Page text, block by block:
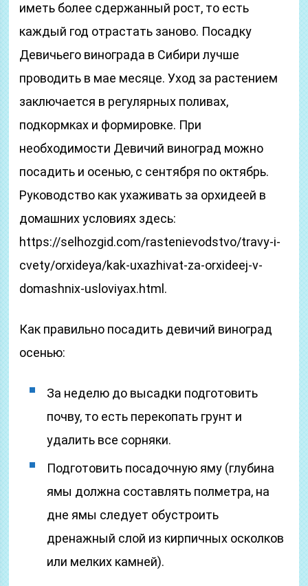
иметь более сдержанный рост, то есть
каждый год отрастать заново. Посадку
Девичьего винограда в Сибири лучше
проводить в мае месяце. Уход за растением
заключается в регулярных поливах,
подкормках и формировке. При
необходимости Девичий виноград можно
посадить и осенью, с сентября по октябрь.
Руководство как ухаживать за орхидеей в
домашних условиях здесь:
https://selhozgid.com/rastenievodstvo/travy-i-
cvety/orxideya/kak-uxazhivat-za-orxideej-v-
domashnix-usloviyax.html.
Как правильно посадить девичий виноград
осенью:
За неделю до высадки подготовить
почву, то есть перекопать грунт и
удалить все сорняки.
Подготовить посадочную яму (глубина
ямы должна составлять полметра, на
дне ямы следует обустроить
дренажный слой из кирпичных осколков
или мелких камней).